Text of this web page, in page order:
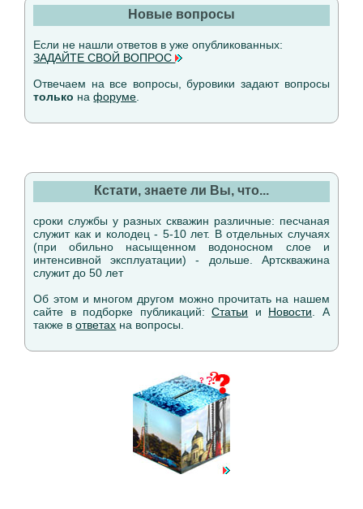
Новые вопросы
Если не нашли ответов в уже опубликованных:
ЗАДАЙТЕ СВОЙ ВОПРОС
Отвечаем на все вопросы, буровики задают вопросы
только нафоруме
Кстати, знаете ли Вы, что...
сроки службы у разных скважин различные: песчаная
служит как и колодец - 5-10 лет. В отдельных случаях
(при обильно насыщенном водоносном слое и
интенсивной эксплуатации) - дольше. Артскважина
служит до 50 лет
Об этом и многом другом можно прочитать на нашем
сайте в подборке публикаций:Статьи и Новости . А
также вответах на вопросы.